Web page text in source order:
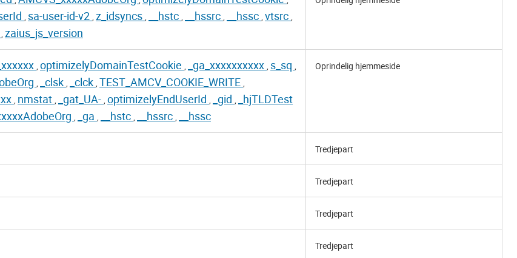
, sa-user-id-v2 , z_idsyncs , __hstc , __hssrc , __hssc , vtsrc ,
, zaius_js_version
, optimizelyDomainTestCookie , _ga_xxxxxxxxxx , s_sq ,
, _clsk , _clck , TEST_AMCV_COOKIE_WRITE ,
, nmstat , _gat_UA- , optimizelyEndUserId , _gid , _hjTLDTest
, _ga , __hstc , __hssrc , __hssc
Oprindelig hjemmeside
Tredjepart
Tredjepart
Tredjepart
Tredjepart